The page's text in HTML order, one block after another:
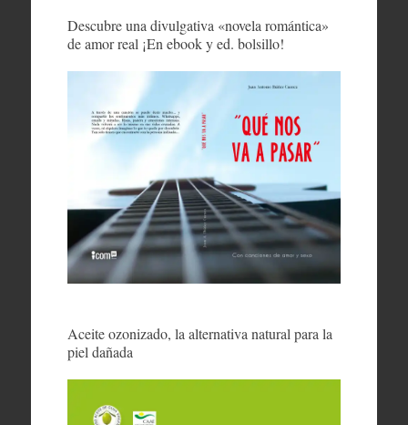
Descubre una divulgativa «novela romántica»
de amor real ¡En ebook y ed. bolsillo!
Aceite ozonizado, la alternativa natural para la
piel dañada